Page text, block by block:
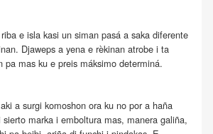
e isla kasi un siman pasá a saka diferente
Djaweps a yena e rèkinan atrobe i ta
pa mas ku e preis máksimo determiná.
a surgi komoshon ora ku no por a haña
marka i emboltura mas, manera galiña,